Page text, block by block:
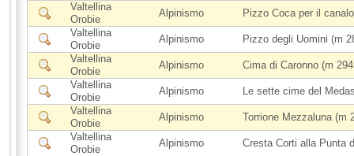
Valtellina
Orobie
Alpinismo
Pizzo Coca per il
Valtellina
Orobie
Alpinismo
Pizzo degli Uomini (m
Valtellina
Orobie
Alpinismo
Cima di Caronno (m
Valtellina
Orobie
Alpinismo
Le sette cime del
Valtellina
Orobie
Alpinismo
Torrione Mezzaluna (m
Valtellina
Orobie
Alpinismo
Cresta Corti alla Punta